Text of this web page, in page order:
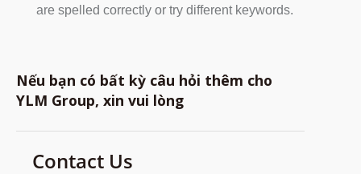
are spelled correctly or try different keywords.
Nếu bạn có bất kỳ câu hỏi thêm cho
YLM Group, xin vui lòng